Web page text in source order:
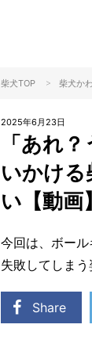
柴犬TOP > 柴犬か
2025年6月23日
「あれ
いかける
い【動画】
今回は、ボー
失敗してしま
Share